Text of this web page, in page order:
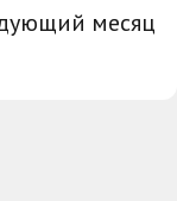
месяц